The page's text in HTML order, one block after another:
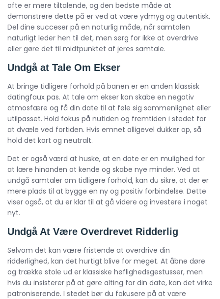
ofte er mere tiltalende, og den bedste måde at
demonstrere dette på er ved at være ydmyg og autentisk.
Del dine succeser på en naturlig måde, når samtalen
naturligt leder hen til det, men sørg for ikke at overdrive
eller gøre det til midtpunktet af jeres samtale.
Undgå at Tale Om Ekser
At bringe tidligere forhold på banen er en anden klassisk
datingfaux pas. At tale om ekser kan skabe en negativ
atmosfære og få din date til at føle sig sammenlignet eller
utilpasset. Hold fokus på nutiden og fremtiden i stedet for
at dvæle ved fortiden. Hvis emnet alligevel dukker op, så
hold det kort og neutralt.
Det er også værd at huske, at en date er en mulighed for
at lære hinanden at kende og skabe nye minder. Ved at
undgå samtaler om tidligere forhold, kan du sikre, at der er
mere plads til at bygge en ny og positiv forbindelse. Dette
viser også, at du er klar til at gå videre og investere i noget
nyt.
Undgå At Være Overdrevet Ridderlig
Selvom det kan være fristende at overdrive din
ridderlighed, kan det hurtigt blive for meget. At åbne døre
og trække stole ud er klassiske høflighedsgestusser, men
hvis du insisterer på at gøre alting for din date, kan det virke
patroniserende. I stedet bør du fokusere på at være